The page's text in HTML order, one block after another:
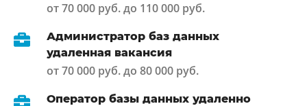
от 70 000 руб. до 110 000 руб.
Администратор баз данных
удаленная вакансия
от 70 000 руб. до 80 000 руб.
Оператор базы данных удаленно